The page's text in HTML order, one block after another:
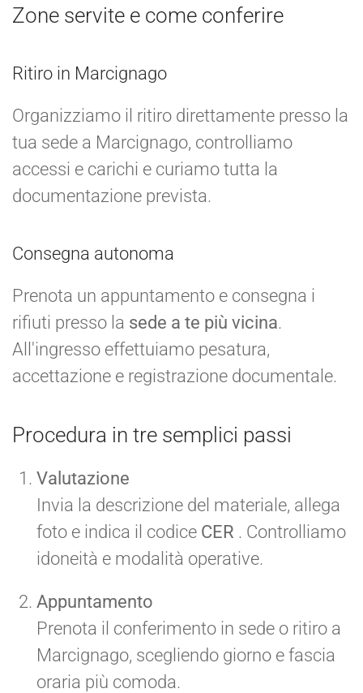
Zone servite e come conferire
Ritiro in Marcignago
Organizziamo il ritiro direttamente presso la
tua sede a Marcignago, controlliamo
accessi e carichi e curiamo tutta la
documentazione prevista.
Consegna autonoma
Prenota un appuntamento e consegna i
rifiuti presso la sede a te più vicina.
All'ingresso effettuiamo pesatura,
accettazione e registrazione documentale.
Procedura in tre semplici passi
Valutazione
Invia la descrizione del materiale, allega
foto e indica il codice CER . Controlliamo
idoneità e modalità operative.
Appuntamento
Prenota il conferimento in sede o ritiro a
Marcignago, scegliendo giorno e fascia
oraria più comoda.